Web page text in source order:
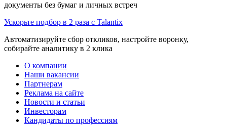
документы без бумаг и личных встреч
Ускорьте подбор в 2 раза с Talantix
Автоматизируйте сбор откликов, настройте воронку,
собирайте аналитику в 2 клика
О компании
Наши вакансии
Партнерам
Реклама на сайте
Новости и статьи
Инвесторам
Кандидаты по профессиям